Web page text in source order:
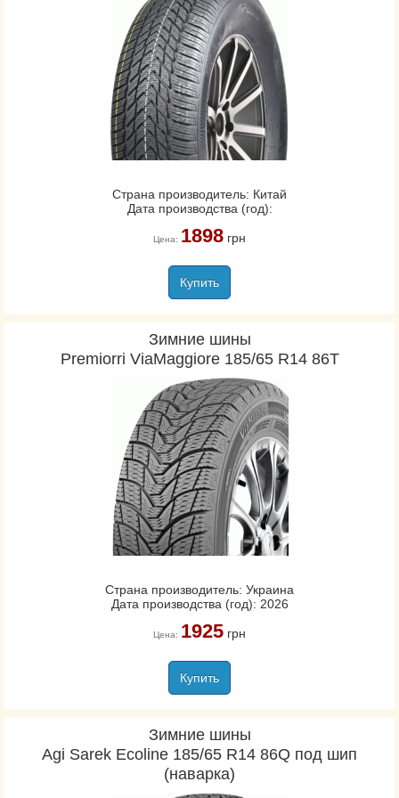
Страна производитель: Китай
Дата производства (год):
Цена: 1898грн
Купить
Зимние шины
Premiorri ViaMaggiore 185/65 R14 86T
Страна производитель: Украина
Дата производства (год): 2026
Цена: 1925грн
Купить
Зимние шины
Agi Sarek Ecoline 185/65 R14 86Q под шип
(наварка)